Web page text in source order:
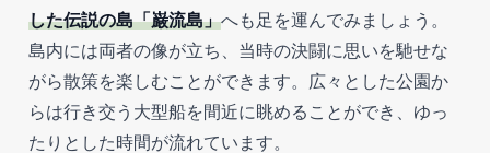
した伝説の島「巌流島」へも足を運んでみましょう。
島内には両者の像が立ち、当時の決闘に思いを馳せな
がら散策を楽しむことができます。広々とした公園か
らは行き交う大型船を間近に眺めることができ、ゆっ
たりとした時間が流れています。